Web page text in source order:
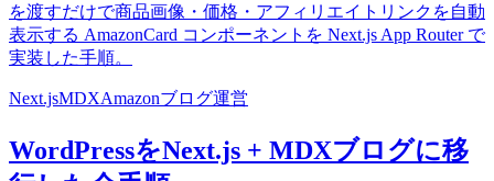
を渡すだけで商品画像・価格・アフィリエイトリンクを自動
表示する AmazonCard コンポーネントを Next.js App Router で
実装した手順。
Next.jsMDXAmazonブログ運営
WordPressをNext.js + MDXブログに移